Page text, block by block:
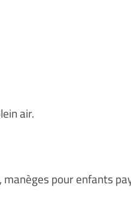
air.
pour enfants